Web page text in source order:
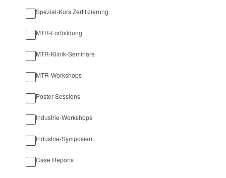
Spezial-Kurs Zertifizierung
MTR-Fortbildung
MTR-Klinik-Seminare
MTR-Workshops
Poster-Sessions
Industrie-Workshops
Industrie-Symposien
Case Reports